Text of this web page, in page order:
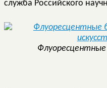
служба Российского
Флуоресцентные